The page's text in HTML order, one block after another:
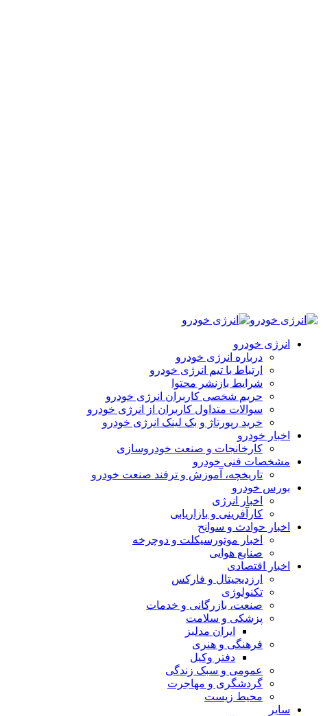
انرژی خودرو
درباره انرژی خودرو
ارتباط با تیم انرژی خودرو
شرایط بازنشر محتوا
حریم شخصی کاربران انرژی خودرو
سوالات متداول کاربران از انرژی خودرو
خرید رپورتاژ و بک لینک انرژی خودرو
اخبار خودرو
کارخانجات و صنعت خودروسازی
مشخصات فنی خودرو
تاریخچه، آموزش و ترفند صنعت خودرو
بورس خودرو
اخبار انرژی
کارآفرینی و بازاریابی
اخبار حوادث و سوانح
اخبار موتورسیکلت و دوچرخه
صنایع هوایی
اخبار اقتصادی
ارزدیجیتال و فارکس
تکنولوژی
صنعت، بازرگانی و خدمات
پزشکی و سلامت
ایران مدلبز
فرهنگی و هنری
دفتر وکیل
عمومی و سبک زندگی
گردشگری و مهاجرت
محیط زیست
سایر